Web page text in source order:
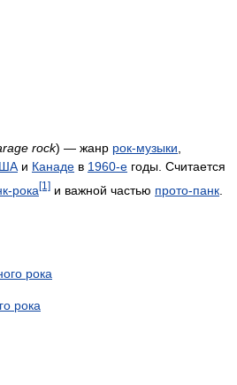
rock) — жанр рок-музыки
и Канаде в 1960-е годы. Считается
рока[1] и важной частью прото-панк
рока
рока